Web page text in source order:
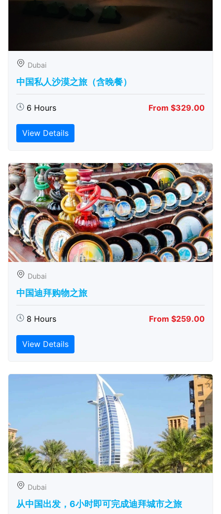
Dubai
中国私人沙漠之旅（含晚餐）
6 Hours From $329.00
View Details
Dubai
中国迪拜购物之旅
8 Hours From $259.00
View Details
Dubai
从中国出发，6小时即可完成迪拜城市之旅